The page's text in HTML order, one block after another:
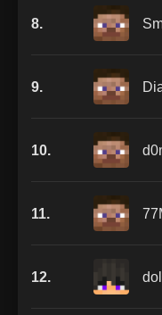
8.
9.
10.
11.
12.